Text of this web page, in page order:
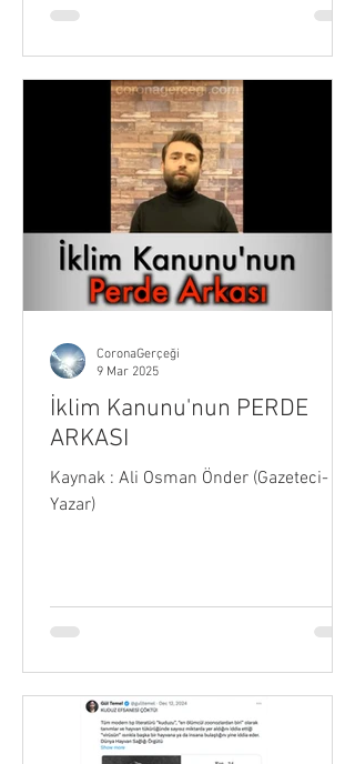
İklim Kanunu'nun PERDE
ARKASI
Kaynak : Ali Osman Önder (Gazeteci-
Yazar)
CoronaGerçeği
9 Mar 2025